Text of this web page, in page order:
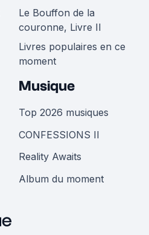
Le Bouffon de la
couronne, Livre II
Livres populaires en ce
moment
Musique
Top 2026 musiques
CONFESSIONS II
Reality Awaits
Album du moment